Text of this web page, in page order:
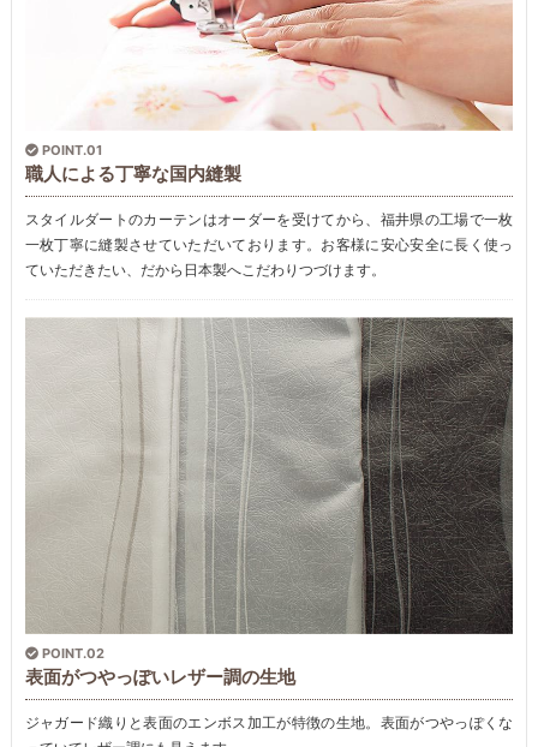
POINT.01
職人による丁寧な国内縫製
スタイルダートのカーテンはオーダーを受けてから、福井県の工場で一枚
一枚丁寧に縫製させていただいております。お客様に安心安全に長く使っ
ていただきたい、だから日本製へこだわりつづけます。
POINT.02
表面がつやっぽいレザー調の生地
ジャガード織りと表面のエンボス加工が特徴の生地。表面がつやっぽくな